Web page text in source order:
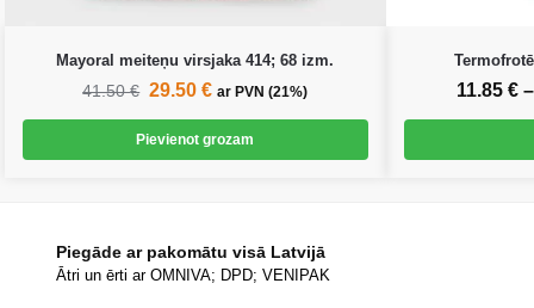
Mayoral meiteņu virsjaka 414; 68 izm.
41.50€ 29.50€ ar PVN (21%)
Pievienot grozam
11.85 € –
Piegāde ar pakomātu visā Latvijā
Ātri un ērti ar OMNIVA; DPD; VENIPAK